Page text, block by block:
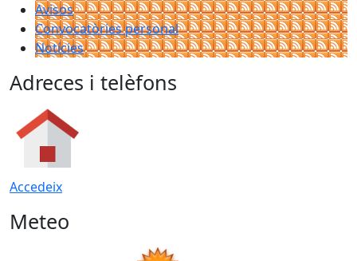
Avisos
Convocatòries personal
Notícies
Adreces i telèfons
Accedeix
Meteo